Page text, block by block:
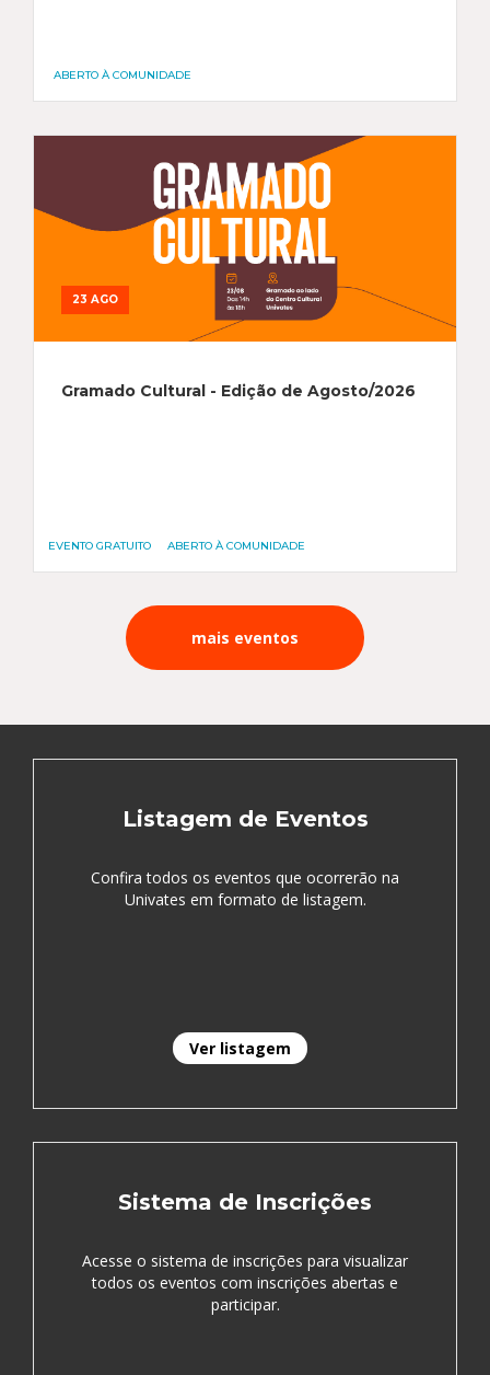
ABERTO À COMUNIDADE
23 AGO
Gramado Cultural - Edição de Agosto/2026
EVENTO GRATUITO ABERTO À COMUNIDADE
mais eventos
Listagem de Eventos
Confira todos os eventos que ocorrerão na
Univates em formato de listagem.
Ver listagem
Sistema de Inscrições
Acesse o sistema de inscrições para visualizar
todos os eventos com inscrições abertas e
participar.